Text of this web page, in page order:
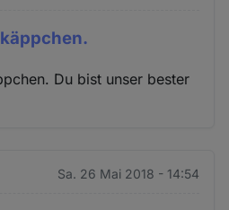
Du bist unser bester
Sa. 26 Mai 2018 - 14:54